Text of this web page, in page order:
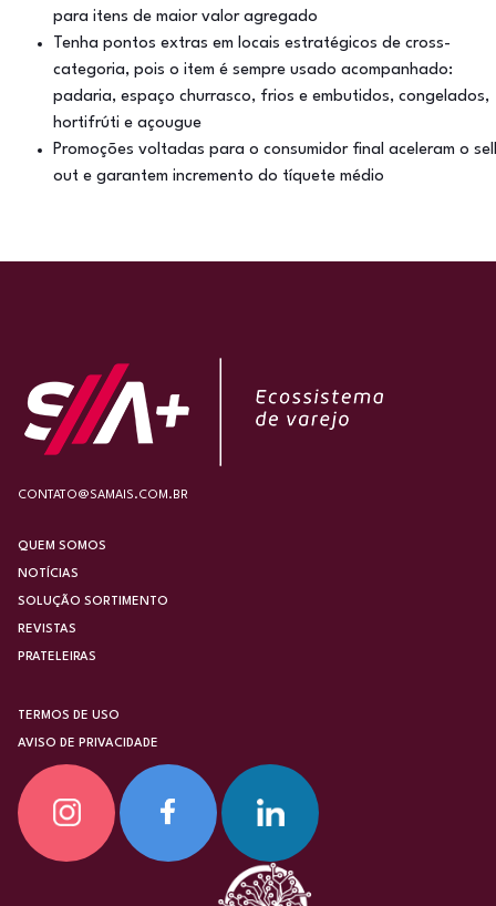
para itens de maior valor agregado
Tenha pontos extras em locais estratégicos de cross-
categoria, pois o item é sempre usado acompanhado:
padaria, espaço churrasco, frios e embutidos, congelados,
hortifrúti e açougue
Promoções voltadas para o consumidor final aceleram o sell
out e garantem incremento do tíquete médio
CONTATO@SAMAIS.COM.BR
QUEM SOMOS
NOTÍCIAS
SOLUÇÃO SORTIMENTO
REVISTAS
PRATELEIRAS
TERMOS DE USO
AVISO DE PRIVACIDADE